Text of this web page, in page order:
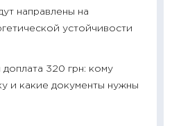
направлены на
устойчивости
доплата 320 грн: кому
и какие документы нужны